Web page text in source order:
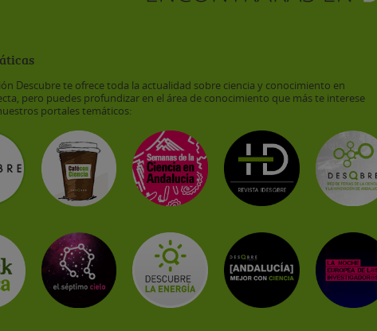
Descubre te ofrece toda la actualidad sobre ciencia y conocimiento en
pero puedes profundizar en el área de conocimiento que más te interese
portales temáticos: